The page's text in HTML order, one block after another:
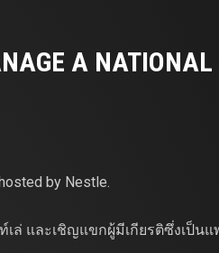
A NATIONAL
by Nestle.
ล่ และเชิญแขกผู้มีเกียรติซึ่งเป็น